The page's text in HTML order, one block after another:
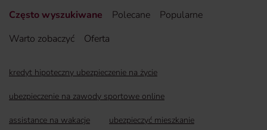
Często wyszukiwane Polecane
Popularne
Warto zobaczyć
Oferta
kredyt hipoteczny ubezpieczenie na życie
ubezpieczenie na zawody sportowe online
assistance na wakacje ubezpieczyć mieszkanie